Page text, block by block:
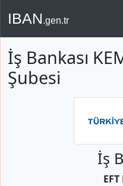
IBAN.gen.tr
İş Bankası
Şubesi
İş